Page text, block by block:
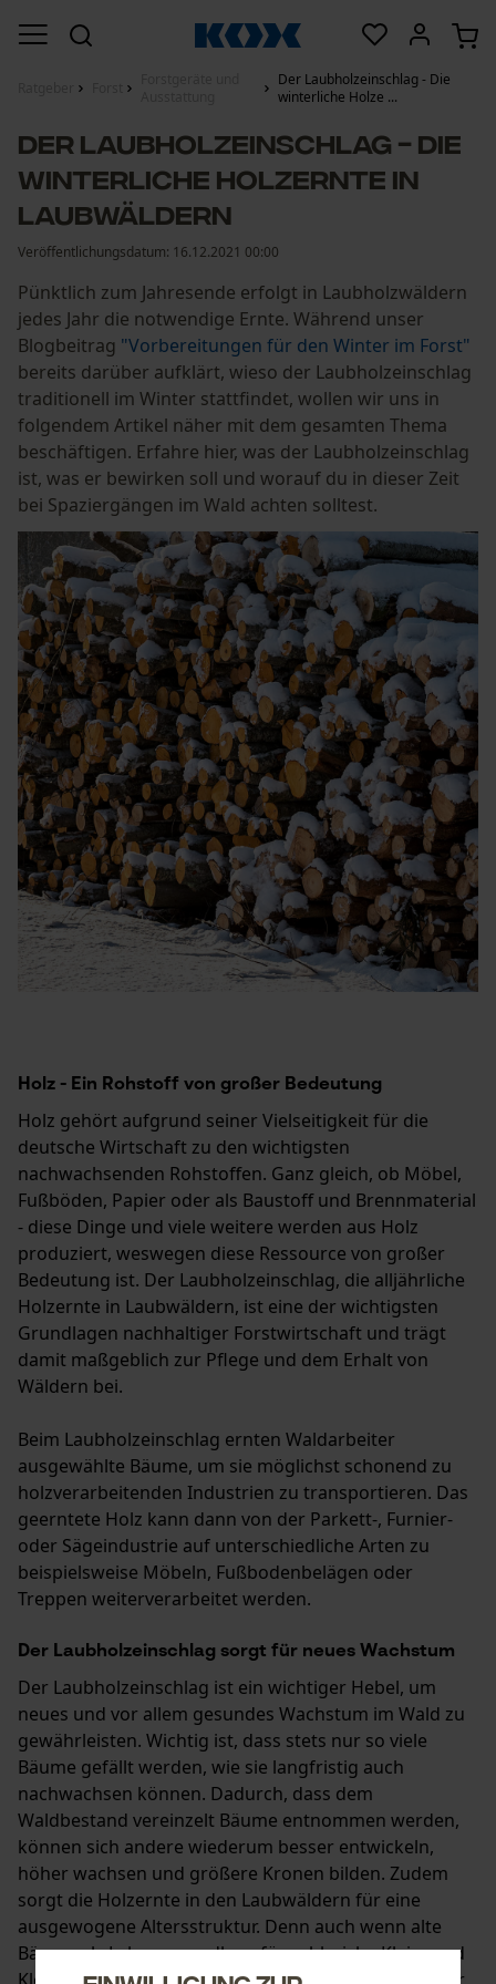
Der Laubholzeinschlag - Die
winterliche Holze ...
Der Laubholzeinschlag - Die
winterliche Holzernte in
Laubwäldern
Veröffentlichungsdatum: 16.12.2021 00:00
Pünktlich zum Jahresende erfolgt in Laubholzwäldern
jedes Jahr die notwendige Ernte. Während unser
Blogbeitrag "Vorbereitungen für den Winter im Forst"
bereits darüber aufklärt, wieso der Laubholzeinschlag
traditionell im Winter stattfindet, wollen wir uns in
folgendem Artikel näher mit dem gesamten Thema
beschäftigen. Erfahre hier, was der Laubholzeinschlag
ist, was er bewirken soll und worauf du in dieser Zeit
bei Spaziergängen im Wald achten solltest.
Holz - Ein Rohstoff von großer Bedeutung
Holz gehört aufgrund seiner Vielseitigkeit für die
deutsche Wirtschaft zu den wichtigsten
nachwachsenden Rohstoffen. Ganz gleich, ob Möbel,
Fußböden, Papier oder als Baustoff und Brennmaterial
- diese Dinge und viele weitere werden aus Holz
produziert, weswegen diese Ressource von großer
Bedeutung ist. Der Laubholzeinschlag, die alljährliche
Holzernte in Laubwäldern, ist eine der wichtigsten
Grundlagen nachhaltiger Forstwirtschaft und trägt
damit maßgeblich zur Pflege und dem Erhalt von
Wäldern bei.
Beim Laubholzeinschlag ernten Waldarbeiter
ausgewählte Bäume, um sie möglichst schonend zu
holzverarbeitenden Industrien zu transportieren. Das
geerntete Holz kann dann von der Parkett-, Furnier-
oder Sägeindustrie auf unterschiedliche Arten zu
beispielsweise Möbeln, Fußbodenbelägen oder
Treppen weiterverarbeitet werden.
Der Laubholzeinschlag sorgt für neues Wachstum
Der Laubholzeinschlag ist ein wichtiger Hebel, um
neues und vor allem gesundes Wachstum im Wald zu
gewährleisten. Wichtig ist, dass stets nur so viele
Bäume gefällt werden, wie sie langfristig auch
nachwachsen können. Dadurch, dass dem
Waldbestand vereinzelt Bäume entnommen werden,
können sich andere wiederum besser entwickeln,
höher wachsen und größere Kronen bilden. Zudem
sorgt die Holzernte in den Laubwäldern für eine
ausgewogene Altersstruktur. Denn auch wenn alte
Bäume als Lebensgrundlage für zahlreiche Klein- und